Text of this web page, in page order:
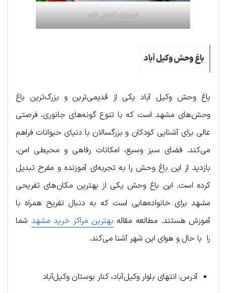
شهربازی الماس شهر
باغ وحش وکیل آباد
باغ وحش وکیل آباد یکی از قدیمی‌ترین و بزرگ‌ترین باغ
وحش‌های مشهد است که با تنوع گونه‌های جانوری، فرصتی
عالی برای آشنایی کودکان و بزرگسالان با دنیای حیوانات فراهم
می‌کند. فضای سبز وسیع، امکانات رفاهی و محیطی امن،
بازدید از این باغ وحش را به تجربه‌ای آموزنده و مفرح تبدیل
کرده است. این باغ وحش یکی از بهترین مکان‌های تفریحی
مشهد برای خانواده‌هایی است که به دنبال تفریح همراه با
آموزش هستند. مطالعه مقاله بهترین مراکز خرید مشهد شما
را با حال و هوای این شهر آشنا می‌کند.
آدرس: انتهای بلوار وکیل‌آباد، کنار بوستان وکیل‌آباد